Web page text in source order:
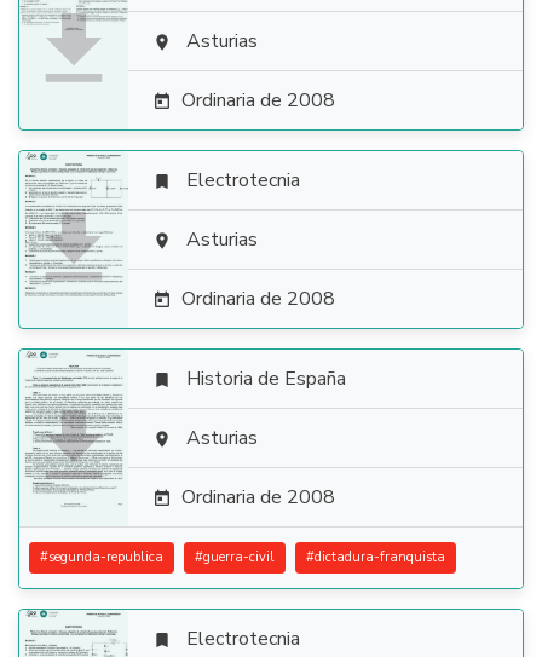
  Asturias
 Ordinaria de 2008

 Electrotecnia
 Asturias
 Ordinaria de 2008

 Historia de España
 Asturias
 Ordinaria de 2008
#segunda-republica #guerra-civil #dictadura-franquista
 Electrotecnia